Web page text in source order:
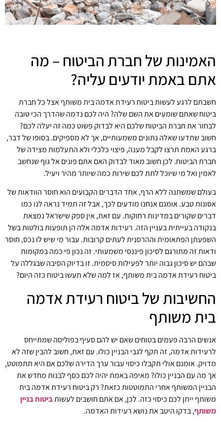
האמינות של חברת הביטוח – מה
אתם באמת יודעים עליה?
חשבתם לרגע לעשות ביטוח רעידת אדמה בית משותף אצל כל חברת
ביטוח שאתם שומעים את השם שלה? היה לכם נדמה שהדרך הכי טובה
לבחור את חברת הביטוח שלכם היא לבדוק פשוט כמה זה יעלה לכם?
חשוב שתדעו שאלה נתונים משמעותיים, אך לא מספיקים. בסופו של דבר,
ברגע האמת תרצו לקבל מענה, פיצוי כלכלי ולא התעלמות מצידה של
חברת הביטוח. לכן חשוב מאוד לבדוק האם אתם פונים אל גוף שנחשב
לאמין ואל מי שיוכל לתת לכם שירות כמה שיותר מהיר ויעיל.
בעולם שמשתנה ללא הרף, אחד הדברים הקבועים הוא חוסר הוודאות של
אסונות טבע. אומנם אנחנו מודעים לכך, אבל זה תמיד נראה לנו כמו
דברים שקורים במדינות רחוקות. עם זאת, אין ספק שישראל נמצאת
בנקודה בעייתית בעניין הזה. רעידות אדמה אלה הן תופעות בולטות בשל
השפעתן הפתאומית וההרסנית לעתים קרובות. עבור מי שיש לו נכס, חוסר
ודאות זה מתורגם לסיכון פיננסי משמעותי. זה נכון פי כמה במקומות
שבהם יש סיכון גבוה יותר לפעילות סיסמית. זו בדיוק הסיבה שבגללה על
ביטוח רעידת אדמה בית משותף, אז למה שלא תעשו ביטוח כזה היום?
החשיבות של ביטוח רעידת אדמה
בית משותף
אנשים הרבה פעמים בטוחים שאם יש להם סעיף בפוליסה שמתייחס
לרעידות אדמה, זה תקף לגבי הבניין כולו. עם זאת, חשוב להבין שזה לא
מדויק. אומנם אולי תקבלו כיסוי עבור ערך הדירה שלכם אם היא תתמוטט,
אך מה עם הבניין כולו? מאיפה באמת יהיה לכם כסף לבנות מחדש את
הבניין המשותף אחרי התמוטטות כזאת? רק ביטוח רעידת אדמה בית
משותף ייתן לכם כיסוי כזה. לכן, אם אתם חושבים לעשותביטוח בניין
משותף, בדקו היטב את נושא רעידות האדמה.